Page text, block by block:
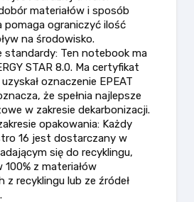
materiałów i sposób
pomaga ograniczyć ilość
na środowisko.
standardy: Ten notebook ma
STAR 8.0. Ma certyfikat
oznaczenie EPEAT
że spełnia najlepsze
w zakresie dekarbonizacji.
opakowania: Każdy
16 jest dostarczany w
się do recyklingu,
z materiałów
z recyklingu lub ze źródeł